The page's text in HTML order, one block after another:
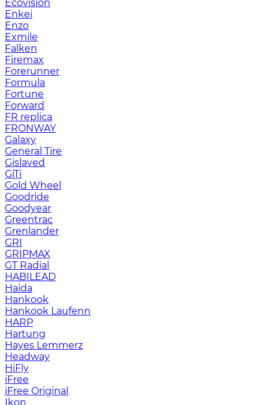
Ecovision
Enkei
Enzo
Exmile
Falken
Firemax
Forerunner
Formula
Fortune
Forward
FR replica
FRONWAY
Galaxy
General Tire
Gislaved
GiTi
Gold Wheel
Goodride
Goodyear
Greentrac
Grenlander
GRI
GRIPMAX
GT Radial
HABILEAD
Haida
Hankook
Hankook Laufenn
HARP
Hartung
Hayes Lemmerz
Headway
HiFly
iFree
iFree Original
Ikon